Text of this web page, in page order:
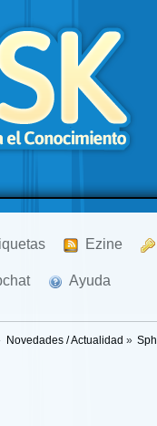
Ezine
Ayuda
Novedades / Actualidad »